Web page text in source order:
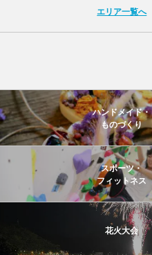
エリア一覧へ
ハンドメイド・
ものづくり
スポーツ・
フィットネス
花火大会